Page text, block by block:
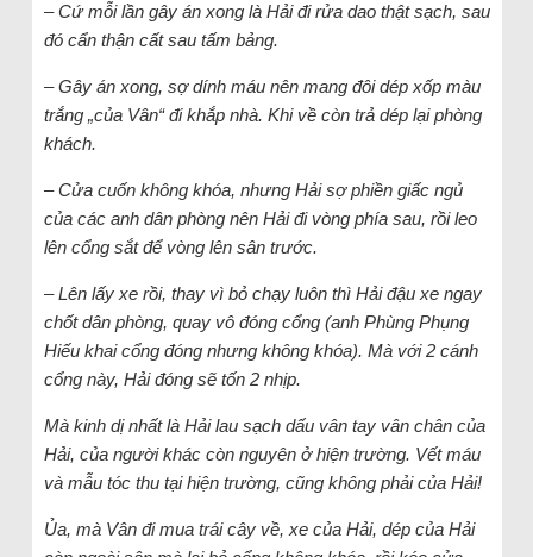
– Cứ mỗi lần gây án xong là Hải đi rửa dao thật sạch, sau
đó cẩn thận cất sau tấm bảng.
– Gây án xong, sợ dính máu nên mang đôi dép xốp màu
trắng „của Vân“ đi khắp nhà. Khi về còn trả dép lại phòng
khách.
– Cửa cuốn không khóa, nhưng Hải sợ phiền giấc ngủ
của các anh dân phòng nên Hải đi vòng phía sau, rồi leo
lên cổng sắt để vòng lên sân trước.
– Lên lấy xe rồi, thay vì bỏ chạy luôn thì Hải đậu xe ngay
chốt dân phòng, quay vô đóng cổng (anh Phùng Phụng
Hiếu khai cổng đóng nhưng không khóa). Mà với 2 cánh
cổng này, Hải đóng sẽ tốn 2 nhịp.
Mà kinh dị nhất là Hải lau sạch dấu vân tay vân chân của
Hải, của người khác còn nguyên ở hiện trường. Vết máu
và mẫu tóc thu tại hiện trường, cũng không phải của Hải!
Ủa, mà Vân đi mua trái cây về, xe của Hải, dép của Hải